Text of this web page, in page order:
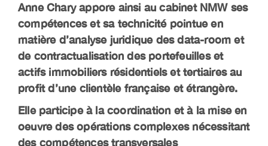
Anne Chary appore ainsi au cabinet NMW ses
compétences et sa technicité pointue en
matière d’analyse juridique des data-room et
de contractualisation des portefeuilles et
actifs immobiliers résidentiels et tertiaires au
profit d’une clientèle française et étrangère.
Elle participe à la coordination et à la mise en
oeuvre des opérations complexes nécessitant
des compétences transversales